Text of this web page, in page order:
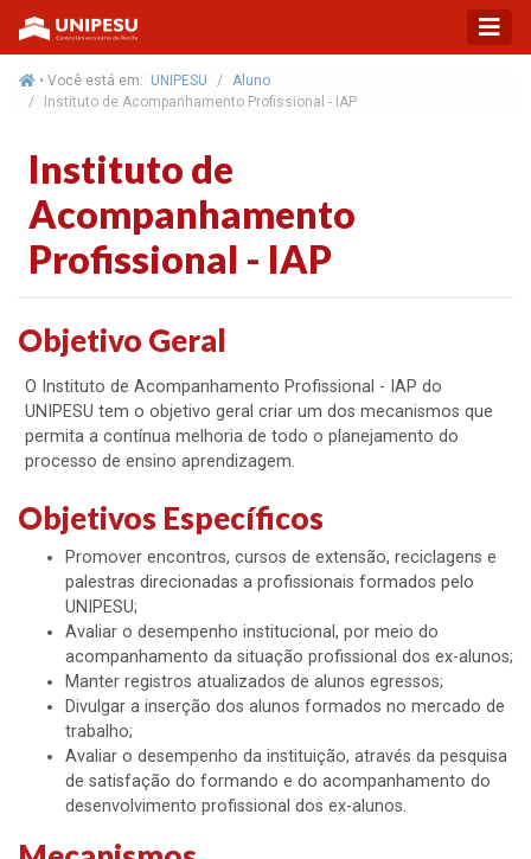
• Você está em: UNIPESU
Aluno
Instituto de Acompanhamento Profissional - IAP
Instituto de
Acompanhamento
Profissional - IAP
Objetivo Geral
O Instituto de Acompanhamento Profissional - IAP do
UNIPESU tem o objetivo geral criar um dos mecanismos que
permita a contínua melhoria de todo o planejamento do
processo de ensino aprendizagem.
Objetivos Específicos
Promover encontros, cursos de extensão, reciclagens e
palestras direcionadas a profissionais formados pelo
UNIPESU;
Avaliar o desempenho institucional, por meio do
acompanhamento da situação profissional dos ex-alunos;
Manter registros atualizados de alunos egressos;
Divulgar a inserção dos alunos formados no mercado de
trabalho;
Avaliar o desempenho da instituição, através da pesquisa
de satisfação do formando e do acompanhamento do
desenvolvimento profissional dos ex-alunos.